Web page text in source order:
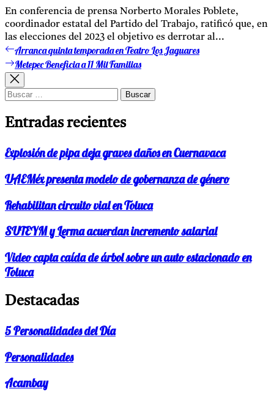
En conferencia de prensa Norberto Morales Poblete,
coordinador estatal del Partido del Trabajo, ratificó que, en
las elecciones del 2023 el objetivo es derrotar al...
Navegación
de
entradas
Entrada
anterior:
Arranca quinta temporada en Teatro Los Jaguares
Entrada
siguiente:
Metepec Beneficia a 11 Mil Familias
Buscar:
Entradas recientes
Explosión de pipa deja graves daños en Cuernavaca
UAEMéx presenta modelo de gobernanza de género
Rehabilitan circuito vial en Toluca
SUTEYM y Lerma acuerdan incremento salarial
Video capta caída de árbol sobre un auto estacionado en
Toluca
Destacadas
5 Personalidades del Día
Personalidades
Acambay